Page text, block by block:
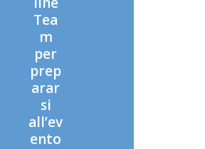
Tea
m
per
prep
arar
si
all’ev
ento